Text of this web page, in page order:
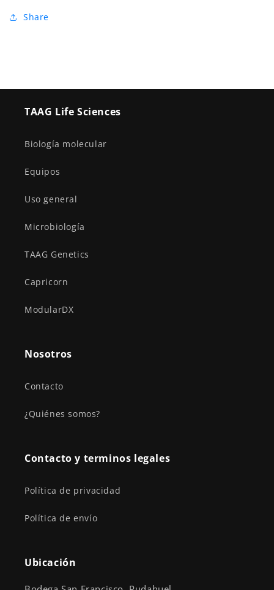
Share
TAAG Life Sciences
Biología molecular
Equipos
Uso general
Microbiología
TAAG Genetics
Capricorn
ModularDX
Nosotros
Contacto
¿Quiénes somos?
Contacto y terminos legales
Política de privacidad
Política de envío
Ubicación